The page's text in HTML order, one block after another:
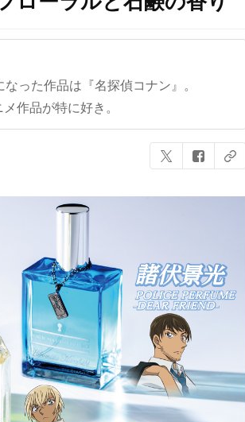
った作品は『名探偵コナン』。
作品が特に好き。